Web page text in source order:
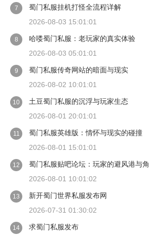
7
蜀门私服挂机打怪全流程详解
2026-08-03 15:01:01
8
哈喽蜀门私服：老玩家的真实体验
2026-08-03 05:01:01
9
蜀门私服传奇网站的暗面与现实
2026-08-02 10:01:01
10
土豆蜀门私服的沉浮与玩家生态
2026-08-01 20:01:01
11
蜀门私服英雄版：情怀与现实的碰撞
2026-08-01 15:01:01
12
蜀门私服贴吧论坛：玩家的避风港与
2026-08-01 10:01:02
13
新开蜀门世界私服发布网
2026-07-31 01:30:02
14
求蜀门私服发布